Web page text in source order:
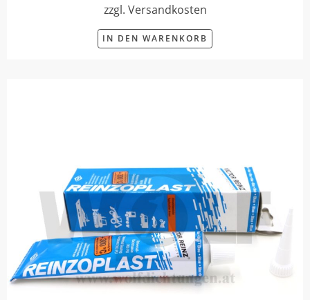
zzgl. Versandkosten
IN DEN WARENKORB